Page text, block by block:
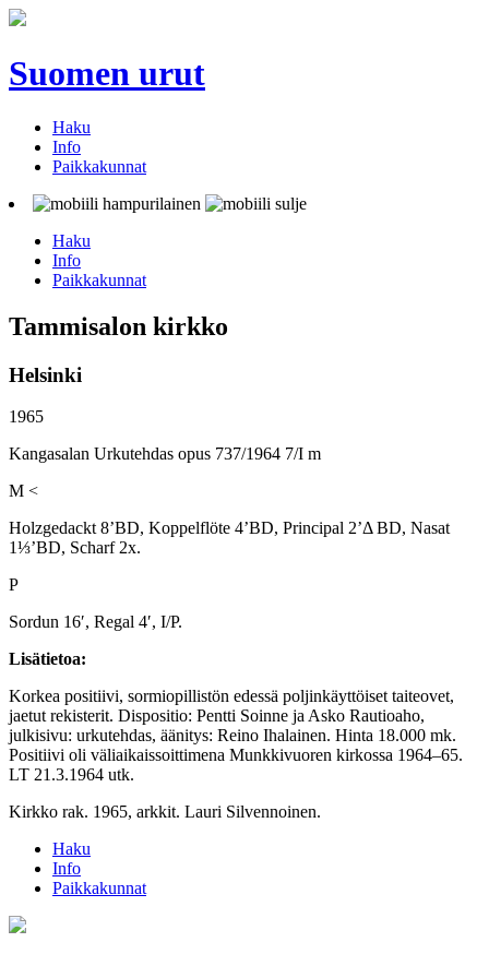
Suomen urut
Haku
Info
Paikkakunnat
Haku
Info
Paikkakunnat
Tammisalon kirkko
Helsinki
1965
Kangasalan Urkutehdas opus 737/1964 7/I m
M <
Holzgedackt 8’BD, Koppelflöte 4’BD, Principal 2’Δ BD, Nasat
1⅓’BD, Scharf 2x.
P
Sordun 16′, Regal 4′, I/P.
Lisätietoa:
Korkea positiivi, sormiopillistön edessä poljinkäyttöiset taiteovet,
jaetut rekisterit. Dispositio: Pentti Soinne ja Asko Rautioaho,
julkisivu: urkutehdas, äänitys: Reino Ihalainen. Hinta 18.000 mk.
Positiivi oli väliaikaissoittimena Munkkivuoren kirkossa 1964–65.
LT 21.3.1964 utk.
Kirkko rak. 1965, arkkit. Lauri Silvennoinen.
Haku
Info
Paikkakunnat